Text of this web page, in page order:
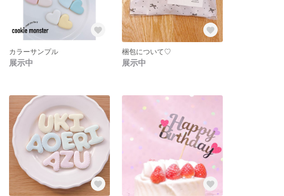
カラーサンプル
展示中
梱包について♡
展示中